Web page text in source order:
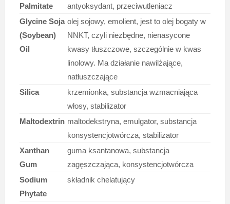
Palmitate
antyoksydant, przeciwutleniacz
Glycine Soja
(Soybean)
Oil
olej sojowy, emolient, jest to olej bogaty w
NNKT, czyli niezbędne, nienasycone
kwasy tłuszczowe, szczególnie w kwas
linolowy. Ma działanie nawilżające,
natłuszczające
Silica
krzemionka, substancja wzmacniająca
włosy, stabilizator
Maltodextrin maltodekstryna, emulgator, substancja
konsystencjotwórcza, stabilizator
Xanthan
Gum
guma ksantanowa, substancja
zagęszczająca, konsystencjotwórcza
Sodium
Phytate
składnik chelatujący